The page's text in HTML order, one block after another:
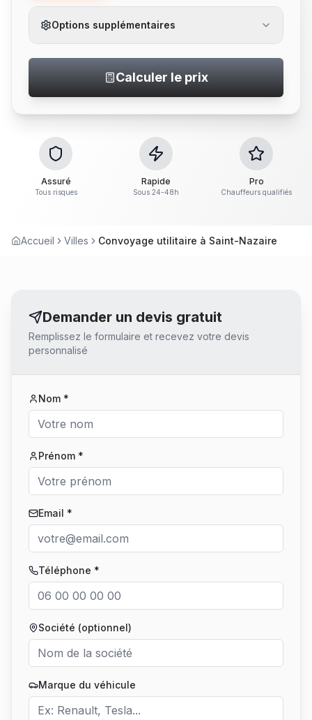
Options supplémentaires
Calculer le prix
Assuré
Tous risques
Rapide
Sous 24-48h
Pro
Chauffeurs qualifiés
Accueil Villes Convoyage utilitaire à Saint-Nazaire
Demander un devis gratuit
Remplissez le formulaire et recevez votre devis
personnalisé
Nom *
Prénom *
Email *
Téléphone *
Société (optionnel)
Marque du véhicule